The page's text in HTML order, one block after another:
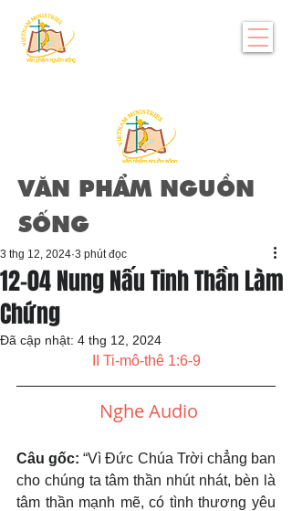
VĂN PHẨM NGUỒN
SỐNG
12-04 Nung Nấu Tinh Thần Làm
Chứng
3 thg 12, 2024 3 phút đọc
Đã cập nhật: 4 thg 12, 2024
II Ti-mô-thê 1:6-9
Nghe Audio
Câu gốc: “Vì Đức Chúa Trời chẳng ban
cho chúng ta tâm thần nhút nhát, bèn là
tâm thần mạnh mẽ, có tình thương yêu